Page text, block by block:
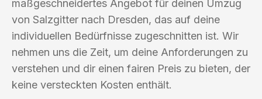
maßgeschneidertes Angebot für deinen Umzug
von Salzgitter nach Dresden, das auf deine
individuellen Bedürfnisse zugeschnitten ist. Wir
nehmen uns die Zeit, um deine Anforderungen zu
verstehen und dir einen fairen Preis zu bieten, der
keine versteckten Kosten enthält.